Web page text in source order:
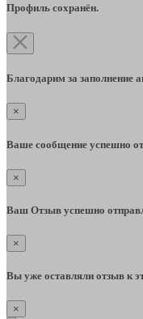
Профиль сохранён.
Благодарим за заполнение
×
Ваше сообщение успешно
×
Ваш Отзыв успешно
×
Вы уже оставляли отзыв к
×